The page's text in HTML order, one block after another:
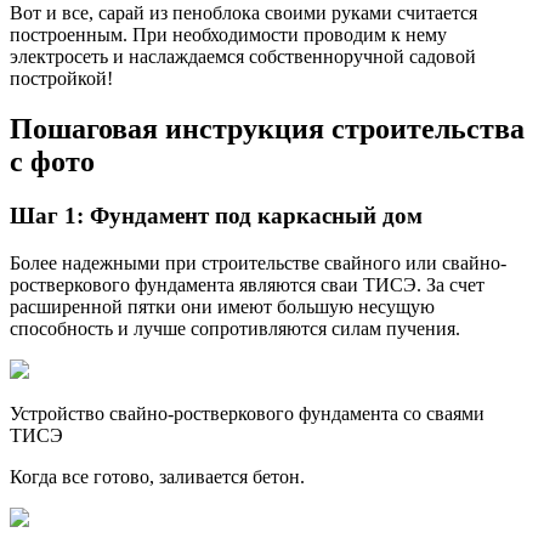
Вот и все, сарай из пеноблока своими руками считается
построенным. При необходимости проводим к нему
электросеть и наслаждаемся собственноручной садовой
постройкой!
Пошаговая инструкция строительства
с фото
Шаг 1: Фундамент под каркасный дом
Более надежными при строительстве свайного или свайно-
ростверкового фундамента являются сваи ТИСЭ. За счет
расширенной пятки они имеют большую несущую
способность и лучше сопротивляются силам пучения.
Устройство свайно-ростверкового фундамента со сваями
ТИСЭ
Когда все готово, заливается бетон.